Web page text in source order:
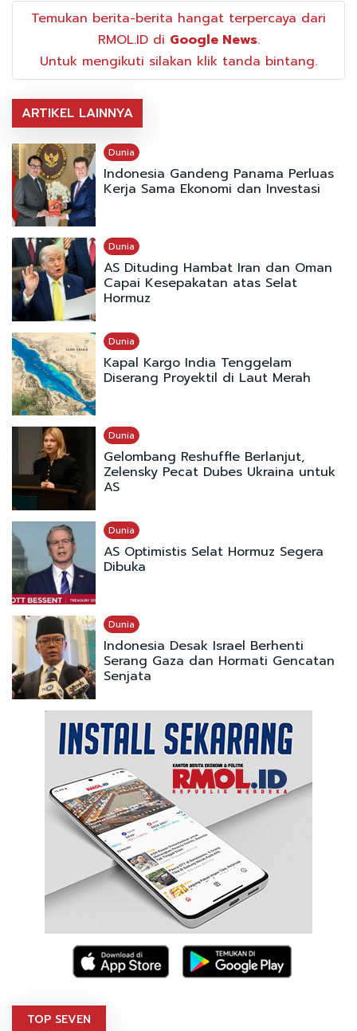
Temukan berita-berita hangat terpercaya dari
RMOL.ID di Google News.
Untuk mengikuti silakan klik tanda bintang.
ARTIKEL LAINNYA
Dunia
Indonesia Gandeng Panama Perluas
Kerja Sama Ekonomi dan Investasi
Dunia
AS Dituding Hambat Iran dan Oman
Capai Kesepakatan atas Selat
Hormuz
Dunia
Kapal Kargo India Tenggelam
Diserang Proyektil di Laut Merah
Dunia
Gelombang Reshuffle Berlanjut,
Zelensky Pecat Dubes Ukraina untuk
AS
Dunia
AS Optimistis Selat Hormuz Segera
Dibuka
Dunia
Indonesia Desak Israel Berhenti
Serang Gaza dan Hormati Gencatan
Senjata
TOP SEVEN